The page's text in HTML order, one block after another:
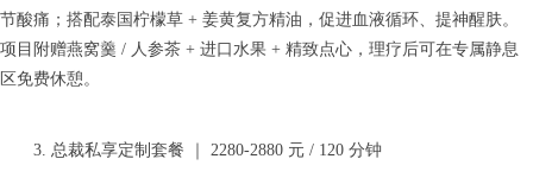
节酸痛；搭配泰国柠檬草 + 姜黄复方精油，促进血液循环、提神醒肤。
项目附赠燕窝羹 / 人参茶 + 进口水果 + 精致点心，理疗后可在专属静息
区免费休憩。
3. 总裁私享定制套餐 ｜ 2280-2880 元 / 120 分钟